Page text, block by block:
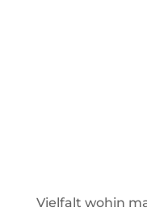
Vielfalt wohin